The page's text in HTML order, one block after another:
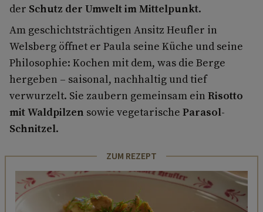
der Schutz der Umwelt im Mittelpunkt.
Am geschichtsträchtigen Ansitz Heufler in
Welsberg öffnet er Paula seine Küche und seine
Philosophie: Kochen mit dem, was die Berge
hergeben – saisonal, nachhaltig und tief
verwurzelt. Sie zaubern gemeinsam ein Risotto
mit Waldpilzen sowie vegetarische Parasol-
Schnitzel.
ZUM REZEPT